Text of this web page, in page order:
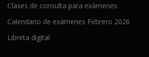
Clases de consulta para exámenes
Calendario de exámenes Febrero 2026
Libreta digital